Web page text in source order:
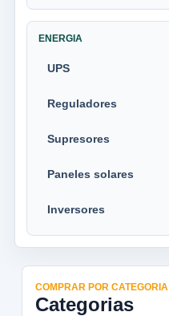
ENERGIA
UPS
Reguladores
Supresores
Paneles solares
Inversores
COMPRAR POR CATEGORIA
Categorias